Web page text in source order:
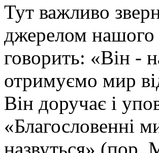
Тут важливо
джерелом нашого
говорить: «Він -
отримуємо мир
Він доручає і
«Благословенні
назвуться»